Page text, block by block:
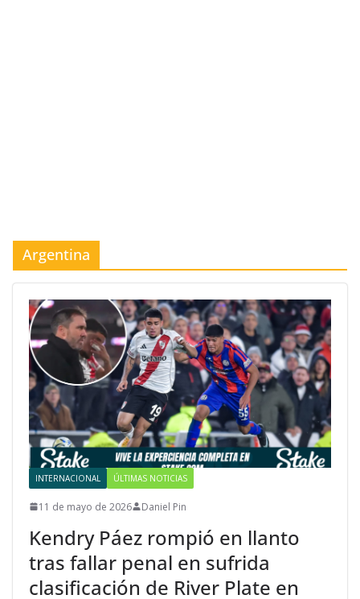
Argentina
INTERNACIONAL ÚLTIMAS NOTICIAS
11 de mayo de 2026 Daniel Pin
Kendry Páez rompió en llanto
tras fallar penal en sufrida
clasificación de River Plate en